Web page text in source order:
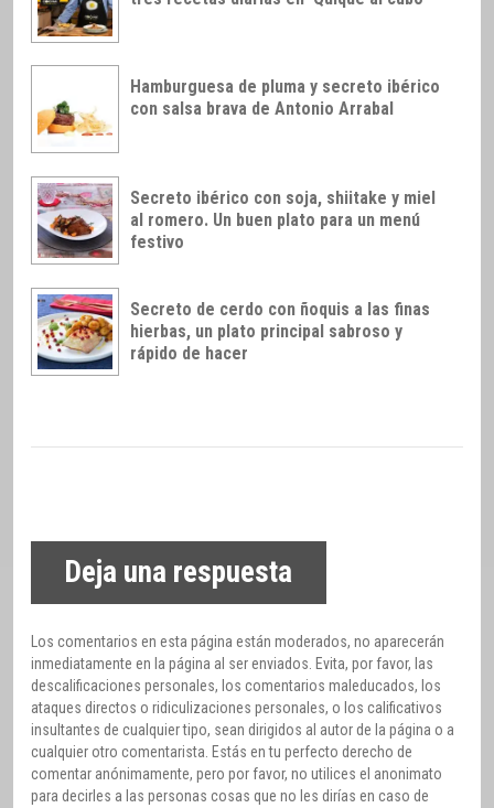
Hamburguesa de pluma y secreto ibérico
con salsa brava de Antonio Arrabal
Secreto ibérico con soja, shiitake y miel
al romero. Un buen plato para un menú
festivo
Secreto de cerdo con ñoquis a las finas
hierbas, un plato principal sabroso y
rápido de hacer
Deja una respuesta
Los comentarios en esta página están moderados, no aparecerán
inmediatamente en la página al ser enviados. Evita, por favor, las
descalificaciones personales, los comentarios maleducados, los
ataques directos o ridiculizaciones personales, o los calificativos
insultantes de cualquier tipo, sean dirigidos al autor de la página o a
cualquier otro comentarista. Estás en tu perfecto derecho de
comentar anónimamente, pero por favor, no utilices el anonimato
para decirles a las personas cosas que no les dirías en caso de